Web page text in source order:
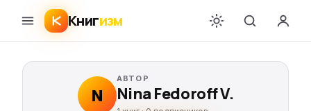
Книгизм
N
АВТОР
Nina Fedoroff V.